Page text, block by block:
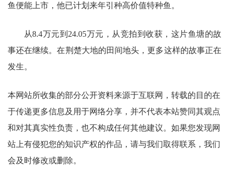
鱼便能上市，他已计划来年引种高价值特种鱼。
从8.4万元到24.05万元，从竞拍到收获，这片鱼塘的故
事还在继续。在荆楚大地的田间地头，更多这样的故事正在
发生。
本网站所收集的部分公开资料来源于互联网，转载的目的在
于传递更多信息及用于网络分享，并不代表本站赞同其观点
和对其真实性负责，也不构成任何其他建议。如果您发现网
站上有侵犯您的知识产权的作品，请与我们取得联系，我们
会及时修改或删除。